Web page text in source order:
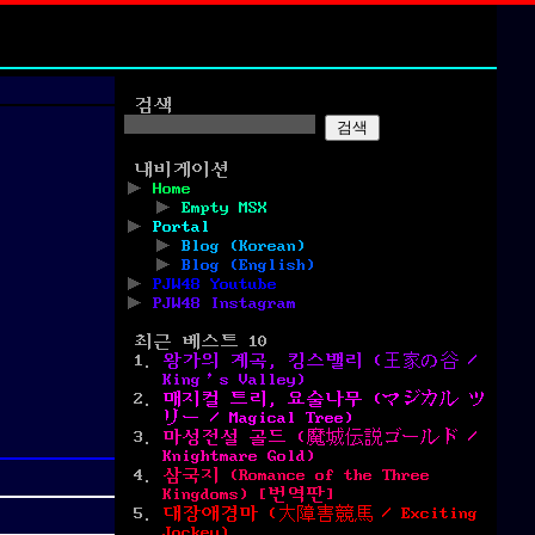
검색
검색
내비게이션
Home
Empty MSX
Portal
Blog (Korean)
Blog (English)
PJW48 Youtube
PJW48 Instagram
최근 베스트 10
왕가의 계곡, 킹스밸리 (王家の谷 /
King’s Valley)
매지컬 트리, 요술나무 (マジカル ツ
リー / Magical Tree)
마성전설 골드 (魔城伝説ゴールド /
Knightmare Gold)
삼국지 (Romance of the Three
Kingdoms) [번역판]
대장애경마 (大障害競馬 / Exciting